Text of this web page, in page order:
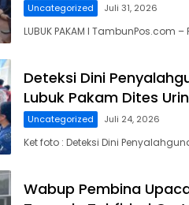
Uncategorized Juli 31, 2026
LUBUK PAKAM I TambunPos.com
Deteksi Dini
Lubuk Pakam Dites
Uncategorized Juli 24, 2026
Ket foto : Deteksi Dini
Wabup Pembina